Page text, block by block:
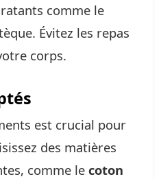
comme le
Évitez les repas
corps.
est crucial pour
des matières
comme le coton